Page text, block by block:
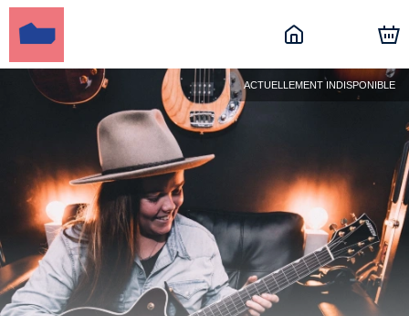
ACTUELLEMENT INDISPONIBLE